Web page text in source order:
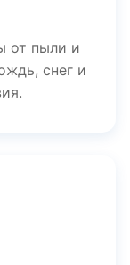
от пыли и
снег и